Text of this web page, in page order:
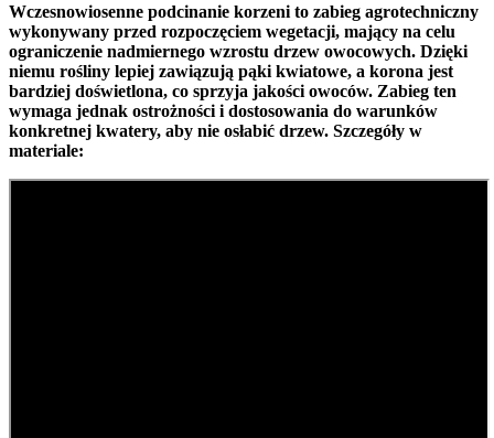
Wczesnowiosenne podcinanie korzeni to zabieg agrotechniczny
wykonywany przed rozpoczęciem wegetacji, mający na celu
ograniczenie nadmiernego wzrostu drzew owocowych. Dzięki
niemu rośliny lepiej zawiązują pąki kwiatowe, a korona jest
bardziej doświetlona, co sprzyja jakości owoców. Zabieg ten
wymaga jednak ostrożności i dostosowania do warunków
konkretnej kwatery, aby nie osłabić drzew. Szczegóły w
materiale: